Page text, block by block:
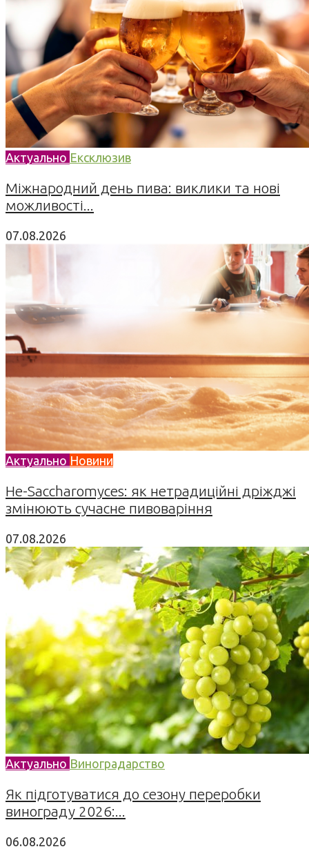
Актуально Ексклюзив
Міжнародний день пива: виклики та нові
можливості...
07.08.2026
Актуально Новини
Не-Saccharomyces: як нетрадиційні дріжджі
змінюють сучасне пивоваріння
07.08.2026
Актуально Виноградарство
Як підготуватися до сезону переробки
винограду 2026:...
06.08.2026